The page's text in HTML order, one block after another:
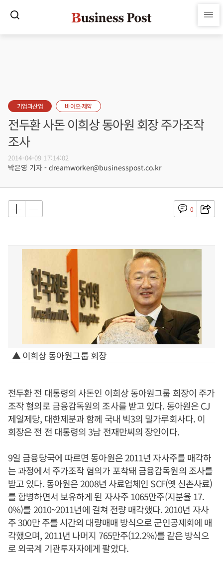
기업과산업 바이오·제약
전두환 사돈 이희상 동아원 회장 주가조작
조사
2014-04-09 17:14:02
박은영 기자 - dreamworker@businesspost.co.kr
0
▲ 이희상 동아원그룹 회장
전두환 전 대통령의 사돈인 이희상 동아원그룹 회장이 주가
조작 혐의로 금융감독원의 조사를 받고 있다. 동아원은 CJ
제일제당, 대한제분과 함께 국내 빅3의 밀가루회사다. 이
회장은 전 전 대통령의 3남 전재만씨의 장인이다.
9일 금융당국에 따르면 동아원은 2011년 자사주를 매각하
는 과정에서 주가조작 혐의가 포착돼 금융감독원의 조사를
받고 있다. 동아원은 2008년 사료업체인 SCF(옛 신촌사료)
를 합병하면서 보유하게 된 자사주 1065만주(지분율 17.
0%)를 2010~2011년에 걸쳐 전량 매각했다. 2010년 자사
주 300만 주를 시간외 대량매매 방식으로 군인공제회에 매
각했으며, 2011년 나머지 765만주(12.2%)를 같은 방식으
로 외국계 기관투자자에게 팔았다.